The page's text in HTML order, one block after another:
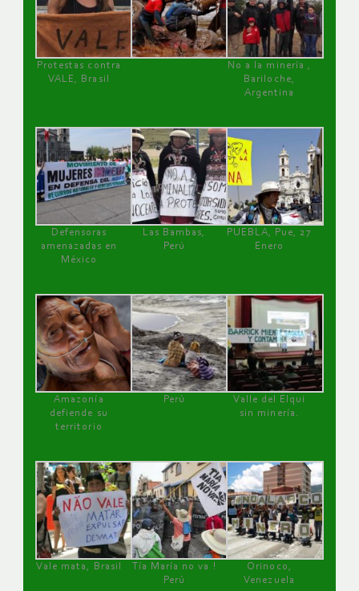
Protestas contra
VALE, Brasil
No a la minería ,
Bariloche,
Argentina
Defensoras
amenazadas en
México
Las Bambas,
Perú
PUEBLA, Pue, 27
Enero
Amazonía
defiende su
territorio
Perú
Valle del Elqui
sin minería.
Vale mata, Brasil
Tía María no va !
Perú
Orinoco,
Venezuela